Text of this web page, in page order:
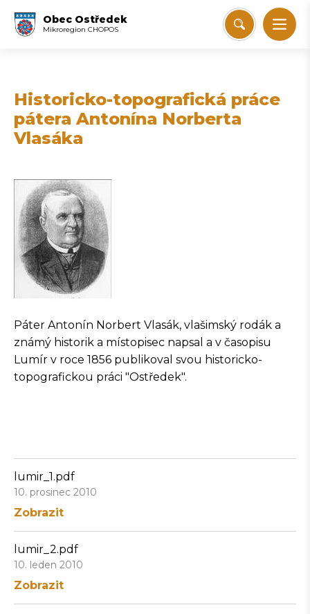
Obec Ostředek
Mikroregion CHOPOS
Historicko-topografická práce
pátera Antonína Norberta
Vlasáka
Páter Antonín Norbert Vlasák, vlašimský rodák a
známý historik a místopisec napsal a v časopisu
Lumír v roce 1856 publikoval svou historicko-
topografickou práci "Ostředek".
lumir_1.pdf
10. prosinec 2010
Zobrazit
lumir_2.pdf
10. leden 2010
Zobrazit